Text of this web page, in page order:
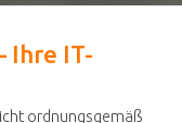
Ihre IT-
ordnungsgemäß